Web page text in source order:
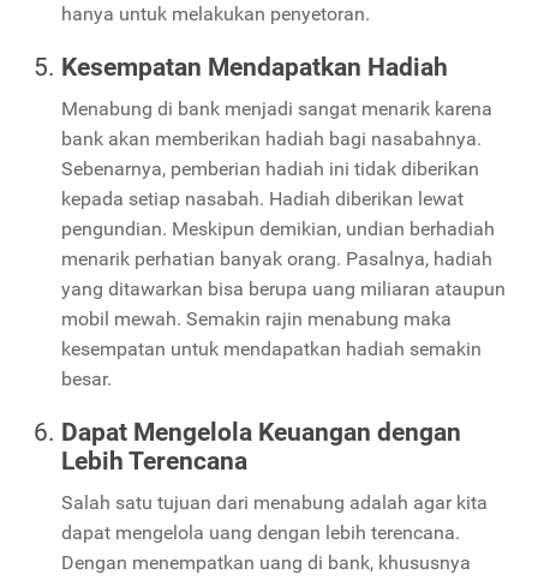
hanya untuk melakukan penyetoran.
Kesempatan Mendapatkan Hadiah
Menabung di bank menjadi sangat menarik karena
bank akan memberikan hadiah bagi nasabahnya.
Sebenarnya, pemberian hadiah ini tidak diberikan
kepada setiap nasabah. Hadiah diberikan lewat
pengundian. Meskipun demikian, undian berhadiah
menarik perhatian banyak orang. Pasalnya, hadiah
yang ditawarkan bisa berupa uang miliaran ataupun
mobil mewah. Semakin rajin menabung maka
kesempatan untuk mendapatkan hadiah semakin
besar.
Dapat Mengelola Keuangan dengan
Lebih Terencana
Salah satu tujuan dari menabung adalah agar kita
dapat mengelola uang dengan lebih terencana.
Dengan menempatkan uang di bank, khususnya